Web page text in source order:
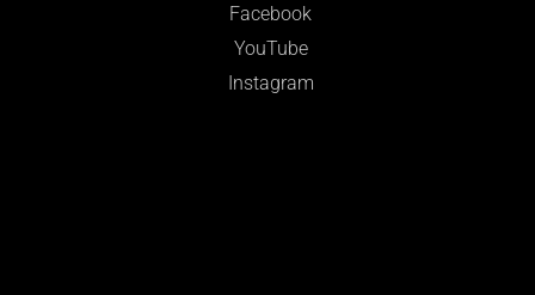
Facebook
YouTube
Instagram